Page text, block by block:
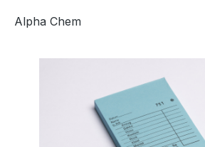
Alpha Chem